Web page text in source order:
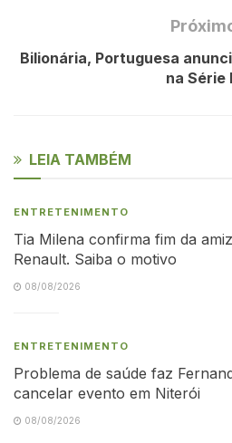
Bilionária, Portuguesa
na Série
LEIA TAMBÉM
ENTRETENIMENTO
Tia Milena confirma fim da
Renault. Saiba o motivo
08/08/2026
ENTRETENIMENTO
Problema de saúde faz
cancelar evento em Niterói
08/08/2026